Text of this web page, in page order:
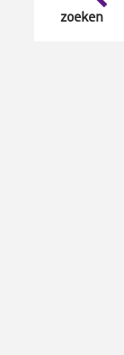
zoeken